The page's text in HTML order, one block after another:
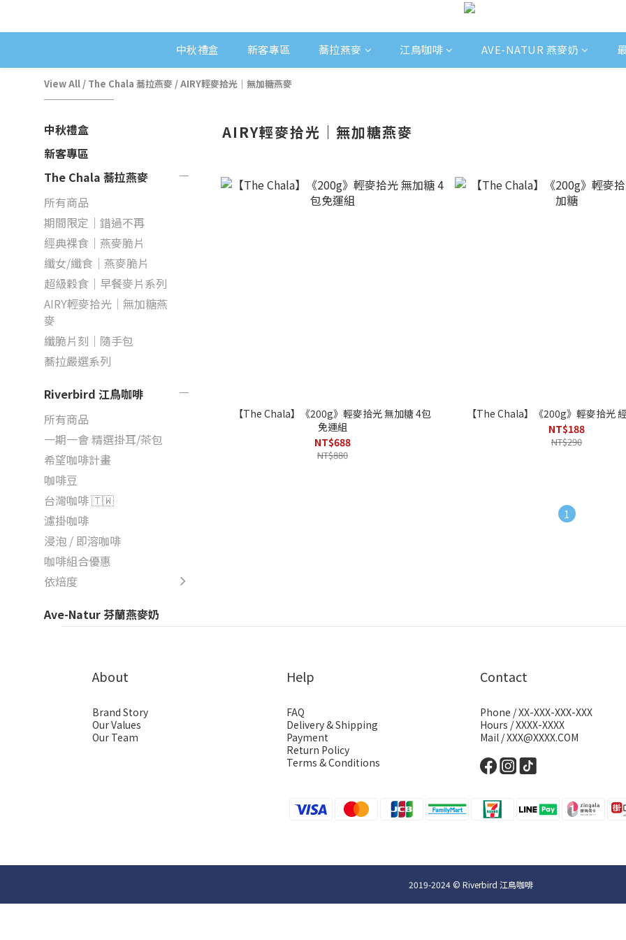
中秋禮盒 新客專區 蕎拉燕麥 江鳥咖啡 AVE-NATUR 燕麥奶
View All / The Chala 蕎拉燕麥 /AIRY輕麥拾光｜無加糖燕麥
中秋禮盒
新客專區
The Chala 蕎拉燕麥
所有商品
期間限定｜錯過不再
經典裸食｜燕麥脆片
纖女/纖食｜燕麥脆片
超級穀食｜早餐麥片系列
AIRY輕麥拾光｜無加糖燕
麥
纖脆片刻｜隨手包
蕎拉嚴選系列
Riverbird 江鳥咖啡
所有商品
一期一會 精選掛耳/茶包
希望咖啡計畫
咖啡豆
台灣咖啡 🇹🇼
濾掛咖啡
浸泡 / 即溶咖啡
咖啡組合優惠
依焙度
Ave-Natur 芬蘭燕麥奶
AIRY輕麥拾光｜無加糖燕麥
【The Chala】《200g》輕麥拾光 無加糖 4包
免運組
NT$688
NT$880
【
NT$188
NT$290
1
About
Brand Story
Our Values
Our Team
Help
FAQ
Delivery & Shipping
Payment
Return Policy
Terms & Conditions
Contact
Phone / XX-XXX-XXX-XXX
Hours / XXXX-XXXX
Mail / XXX@XXXX.COM
2019-2024 © Riverbird 江鳥咖啡